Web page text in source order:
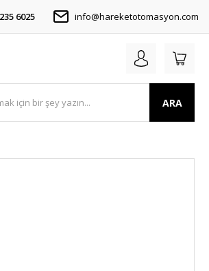
6025 info@hareketotomasyon.com
ARA